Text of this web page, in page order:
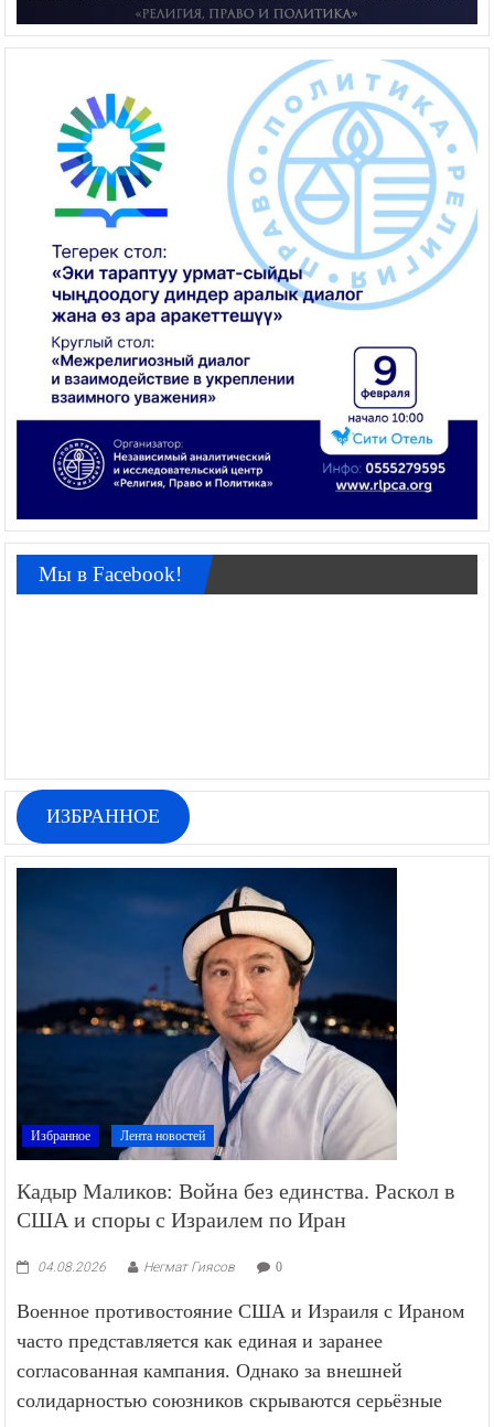
Мы в Facebook!
ИЗБРАННОЕ
Избранное Лента новостей
Кадыр Маликов: Война без единства. Раскол в
США и споры с Израилем по Иран
04.08.2026 Негмат Гиясов 0
Военное противостояние США и Израиля с Ираном
часто представляется как единая и заранее
согласованная кампания. Однако за внешней
солидарностью союзников скрываются серьёзные